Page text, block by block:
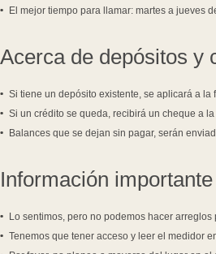
El mejor tiempo para llamar: martes a jueves
Acerca de depósitos y
Si tiene un depósito existente, se aplicará a
Si un crédito se queda, recibirá un cheque a
Balances que se dejan sin pagar, serán
Información
Lo sentimos, pero no podemos hacer
Tenemos que tener acceso y leer el medidor